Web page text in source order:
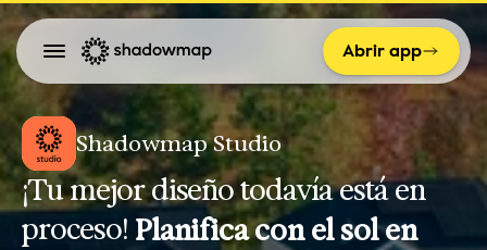
Abrir app
Shadowmap Studio
¡Tu mejor diseño todavía está en
proceso! Planifica con el sol en